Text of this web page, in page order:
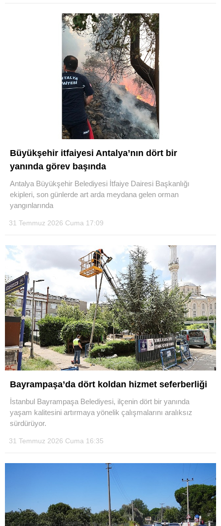
Büyükşehir itfaiyesi Antalya’nın dört bir
yanında görev başında
Antalya Büyükşehir Belediyesi İtfaiye Dairesi Başkanlığı
ekipleri, son günlerde art arda meydana gelen orman
yangınlarında
31 Temmuz 2026 Cuma 17:09
Bayrampaşa’da dört koldan hizmet seferberliği
İstanbul Bayrampaşa Belediyesi, ilçenin dört bir yanında
yaşam kalitesini artırmaya yönelik çalışmalarını aralıksız
sürdürüyor.
31 Temmuz 2026 Cuma 16:35